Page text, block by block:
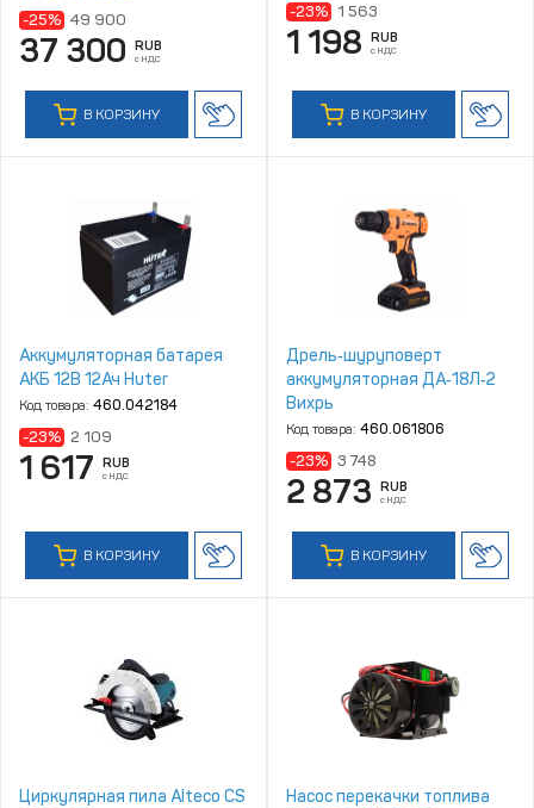
-25% 49 900
37 300 RUB
с НДС
В КОРЗИНУ
-23% 1 563
1 198 RUB
с НДС
В КОРЗИНУ
Аккумуляторная батарея
АКБ 12В 12Ач Huter
Код товара: 460.042184
-23% 2 109
1 617 RUB
с НДС
В КОРЗИНУ
Дрель‑шуруповерт
аккумуляторная ДА‑18Л‑2
Вихрь
Код товара: 460.061806
-23% 3 748
2 873 RUB
с НДС
В КОРЗИНУ
Циркулярная пила Alteco CS
Насос перекачки топлива